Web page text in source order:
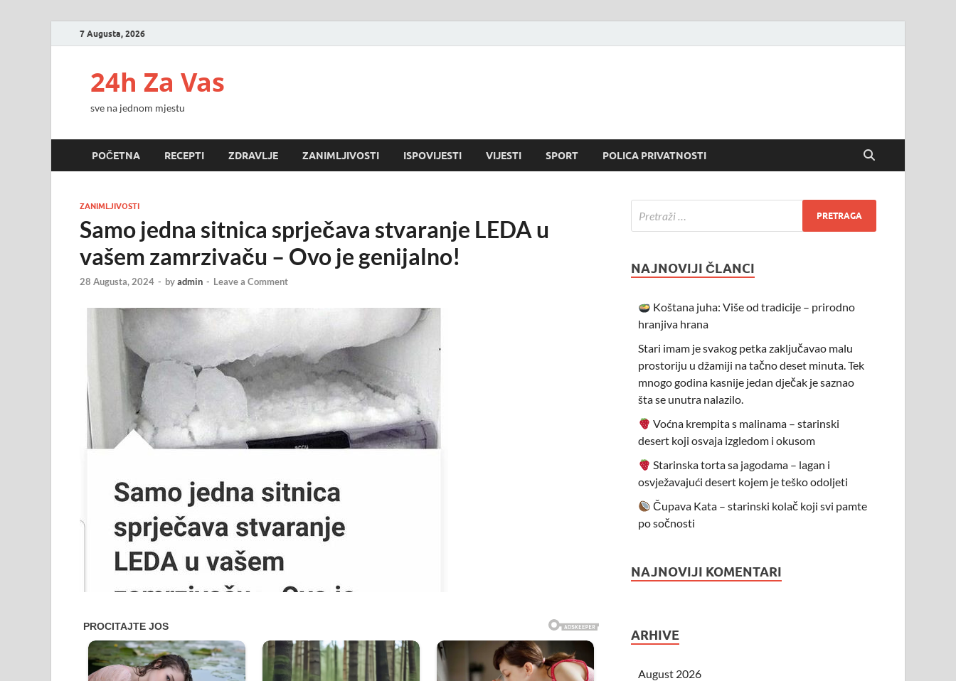
7 Augusta, 2026
24h Za Vas
sve na jednom mjestu
POČETNA RECEPTI ZDRAVLJE ZANIMLJIVOSTI ISPOVIJESTI VIJESTI SPORT POLICA PRIVATNOSTI
ZANIMLJIVOSTI
Samo jedna sitnica sprječava stvaranje LEDA u
vašem zamrzivaču – Ovo je genijalno!
28 Augusta, 2024 - byadmin - Leave a Comment
NAJNOVIJI ČLANCI
Koštana juha: Više od tradicije – prirodno
hranjiva hrana
Stari imam je svakog petka zaključavao malu
prostoriju u džamiji na tačno deset minuta. Tek
mnogo godina kasnije jedan dječak je saznao
šta se unutra nalazilo.
Voćna krempita s malinama – starinski
desert koji osvaja izgledom i okusom
Starinska torta sa jagodama – lagan i
osvježavajući desert kojem je teško odoljeti
Čupava Kata – starinski kolač koji svi pamte
po sočnosti
NAJNOVIJI KOMENTARI
ARHIVE
August 2026